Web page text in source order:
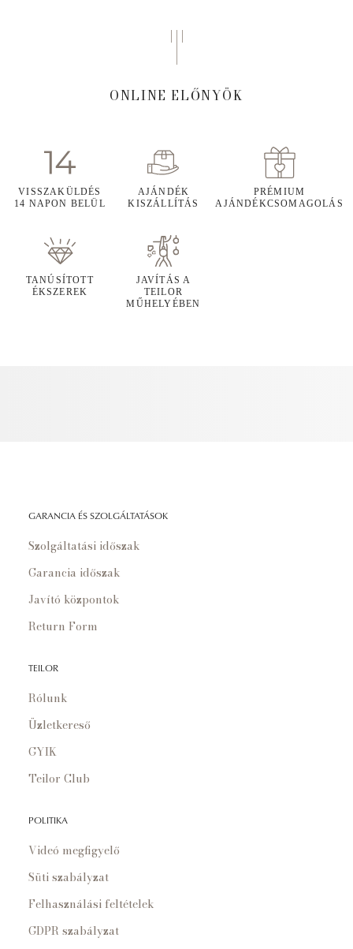
ONLINE ELŐNYÖK
VISSZAKÜLDÉS
14 NAPON BELÜL
AJÁNDÉK
KISZÁLLÍTÁS
PRÉMIUM
AJÁNDÉKCSOMAGOLÁS
TANÚSÍTOTT
ÉKSZEREK
JAVÍTÁS A
TEILOR
MŰHELYÉBEN
GARANCIA ÉS SZOLGÁLTATÁSOK
Szolgáltatási időszak
Garancia időszak
Javító központok
Return Form
TEILOR
Rólunk
Üzletkereső
GYIK
Teilor Club
POLITIKA
Videó megfigyelő
Süti szabályzat
Felhasználási feltételek
GDPR szabályzat